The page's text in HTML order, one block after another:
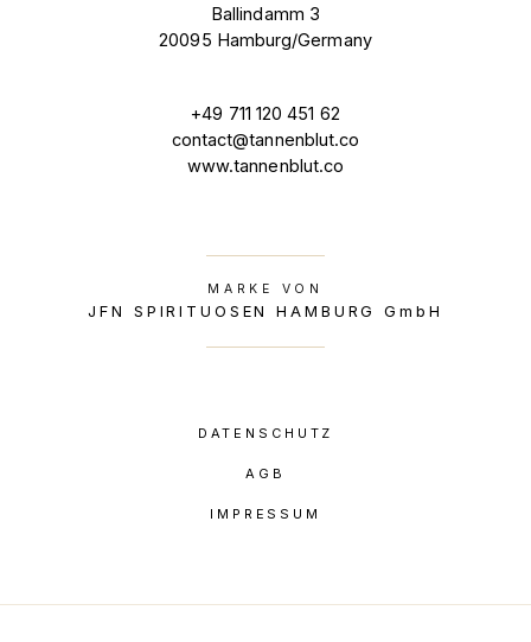
Ballindamm 3
20095 Hamburg/Germany
+49 711 120 451 62
contact@tannenblut.co
www.tannenblut.co
MARKE VON
JFN SPIRITUOSEN HAMBURG GmbH
DATENSCHUTZ
AGB
IMPRESSUM